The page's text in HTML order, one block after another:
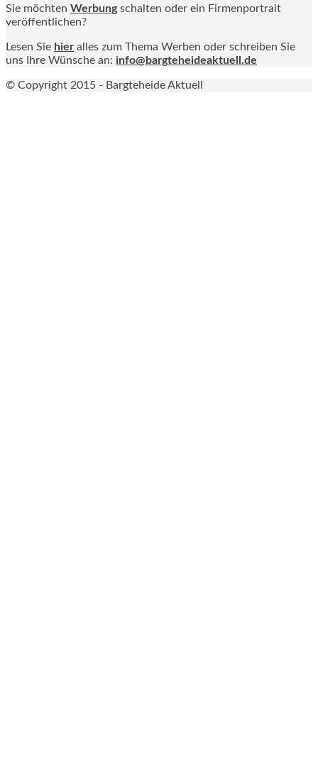
Sie möchten Werbung schalten oder ein Firmenportrait
veröffentlichen?
Lesen Sie hier alles zum Thema Werben oder schreiben Sie
uns Ihre Wünsche an: info@bargteheideaktuell.de
© Copyright 2015 - Bargteheide Aktuell